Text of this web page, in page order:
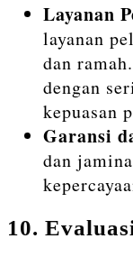
Layanan
layanan
dan
dengan
kepuasan
Garansi
dan
10.